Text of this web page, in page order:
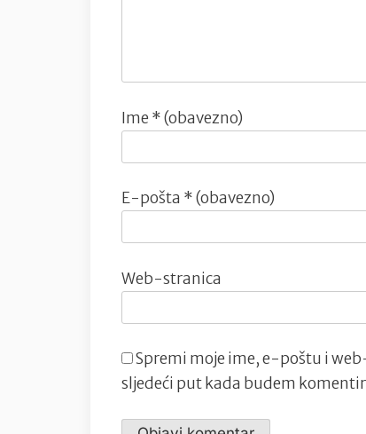
Ime * (obavezno)
E-pošta * (obavezno)
Web-stranica
Spremi moje ime, e-poštu i
sljedeći put kada budem